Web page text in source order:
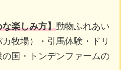
楽しみ方】動物ふれあい
牧場）・引馬体験・ドリ
国・トンデンファームの